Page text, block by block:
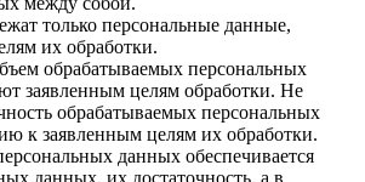
только персональные данные,
их обработки.
обрабатываемых персональных
заявленным целям обработки. Не
обрабатываемых персональных
к заявленным целям их обработки.
данных обеспечивается